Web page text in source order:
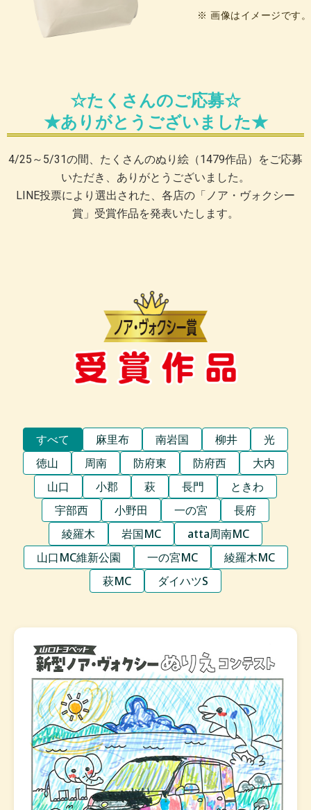
※ 画像はイメージです。
☆たくさんのご応募☆
★ありがとうございました★
4/25～5/31の間、たくさんのぬり絵（1479作品）をご応募
いただき、ありがとうございました。
LINE投票により選出された、各店の「ノア・ヴォクシー
賞」受賞作品を発表いたします。
すべて 麻里布 南岩国 柳井
光
徳山
周南 防府東 防府西
大内
山口
小郡 萩 長門
ときわ
宇部西
小野田 一の宮
長府
綾羅木
岩国MC
atta周南MC
山口MC維新公園
一の宮MC
綾羅木MC
萩MC
ダイハツS